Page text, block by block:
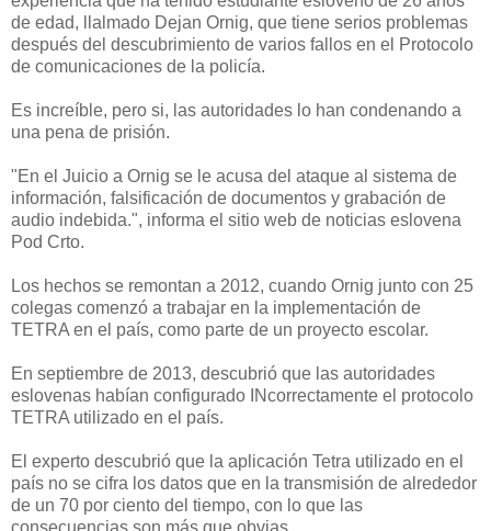
de edad, llalmado Dejan Ornig, que tiene serios problemas
después del descubrimiento de varios fallos en el Protocolo
de comunicaciones de la policía.
Es increíble, pero si, las autoridades lo han condenando a
una pena de prisión.
"En el Juicio a Ornig se le acusa del ataque al sistema de
información, falsificación de documentos y grabación de
audio indebida.", informa el sitio web de noticias eslovena
Pod Crto.
Los hechos se remontan a 2012, cuando Ornig junto con 25
colegas comenzó a trabajar en la implementación de
TETRA en el país, como parte de un proyecto escolar.
En septiembre de 2013, descubrió que las autoridades
eslovenas habían configurado INcorrectamente el protocolo
TETRA utilizado en el país.
El experto descubrió que la aplicación Tetra utilizado en el
país no se cifra los datos que en la transmisión de alrededor
de un 70 por ciento del tiempo, con lo que las